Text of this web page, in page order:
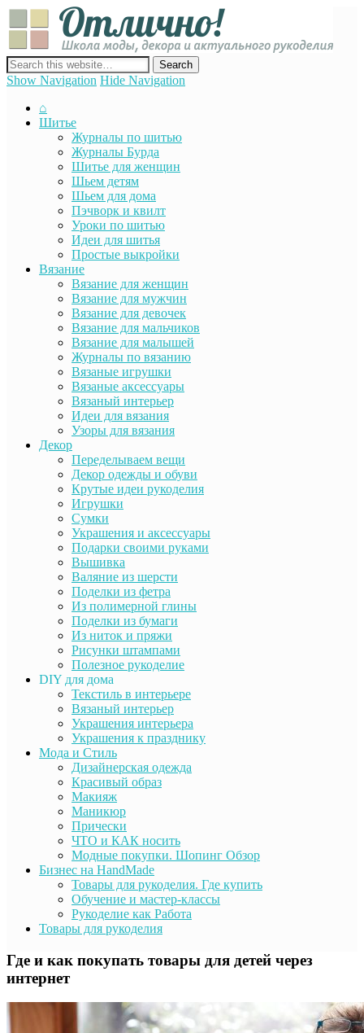
сайт о декоре, дизайне и моде, вязании, шитье и других видах
рукоделия
Show Navigation Hide Navigation
⌂
Шитье
Журналы по шитью
Журналы Бурда
Шитье для женщин
Шьем детям
Шьем для дома
Пэчворк и квилт
Уроки по шитью
Идеи для шитья
Простые выкройки
Вязание
Вязание для женщин
Вязание для мужчин
Вязание для девочек
Вязание для мальчиков
Вязание для малышей
Журналы по вязанию
Вязаные игрушки
Вязаные аксессуары
Вязаный интерьер
Идеи для вязания
Узоры для вязания
Декор
Переделываем вещи
Декор одежды и обуви
Крутые идеи рукоделия
Игрушки
Сумки
Украшения и аксессуары
Подарки своими руками
Вышивка
Валяние из шерсти
Поделки из фетра
Из полимерной глины
Поделки из бумаги
Из ниток и пряжи
Рисунки штампами
Полезное рукоделие
DIY для дома
Текстиль в интерьере
Вязаный интерьер
Украшения интерьера
Украшения к празднику
Мода и Стиль
Дизайнерская одежда
Красивый образ
Макияж
Маникюр
Прически
ЧТО и КАК носить
Модные покупки. Шопинг Обзор
Бизнес на HandMade
Товары для рукоделия. Где купить
Обучение и мастер-классы
Рукоделие как Работа
Товары для рукоделия
Где и как покупать товары для детей через
интернет